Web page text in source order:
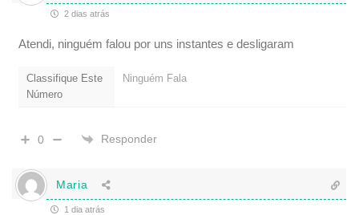
2 dias atrás
Atendi, ninguém falou por uns instantes e desligaram
Classifique Este
Número
Ninguém Fala
0 Responder
Maria
1 dia atrás